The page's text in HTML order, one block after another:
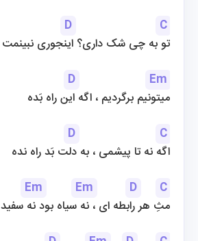
D
C
تو به چی شک داری؟ اینجوری نبینمت
D
Em
میتونیم برگردیم ، اگه این راه بَده
D
C
اگه نه تا پیشمی ، به دلت بَد راه نده
Em
Em D
C
مثِ هر رابطه ای ، نه سیاه بود نه سفید